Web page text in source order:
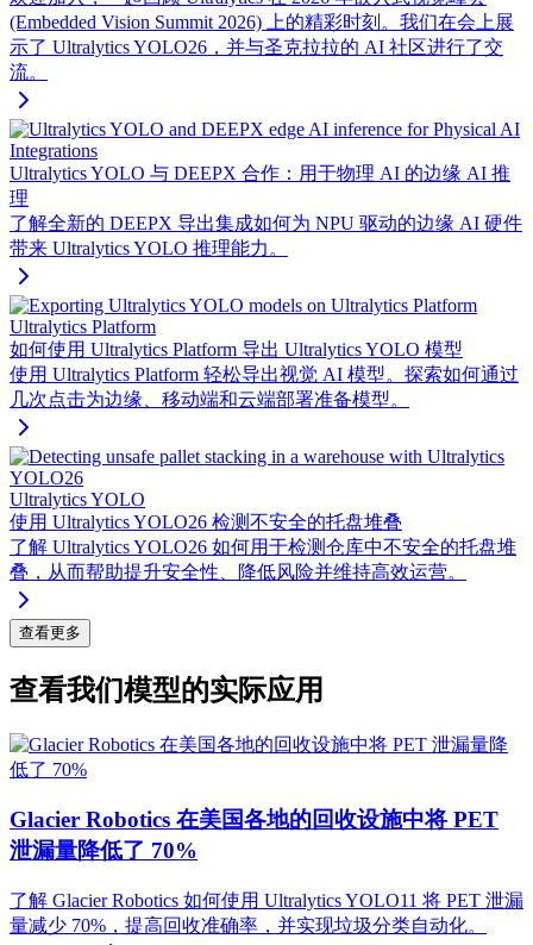
(Embedded Vision Summit 2026) 上的精彩时刻。我们在会上展
示了 Ultralytics YOLO26，并与圣克拉拉的 AI 社区进行了交
流。
Integrations
Ultralytics YOLO 与 DEEPX 合作：用于物理 AI 的边缘 AI 推
理
了解全新的 DEEPX 导出集成如何为 NPU 驱动的边缘 AI 硬件
带来 Ultralytics YOLO 推理能力。
Ultralytics Platform
如何使用 Ultralytics Platform 导出 Ultralytics YOLO 模型
使用 Ultralytics Platform 轻松导出视觉 AI 模型。探索如何通过
几次点击为边缘、移动端和云端部署准备模型。
Ultralytics YOLO
使用 Ultralytics YOLO26 检测不安全的托盘堆叠
了解 Ultralytics YOLO26 如何用于检测仓库中不安全的托盘堆
叠，从而帮助提升安全性、降低风险并维持高效运营。
查看更多
查看我们模型的实际应用
Glacier Robotics 在美国各地的回收设施中将 PET
泄漏量降低了 70%
了解 Glacier Robotics 如何使用 Ultralytics YOLO11 将 PET 泄漏
量减少 70%，提高回收准确率，并实现垃圾分类自动化。